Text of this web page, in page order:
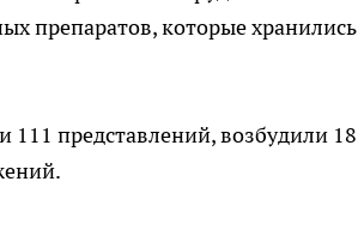
препаратов, которые хранились
представлений, возбудили 18